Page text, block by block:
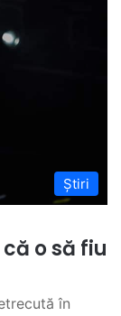
Știri
o să fiu
în